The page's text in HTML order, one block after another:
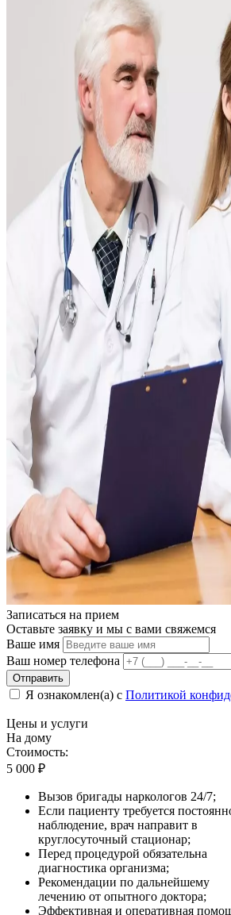
Записаться на прием
Оставьте заявку и мы с вами свяжемся
Ваше имя
Ваш номер телефона
Отправить
Я ознакомлен(а) с Политикой
Цены и услуги
На дому
Стоимость:
5 000 ₽
Вызов бригады наркологов 24/7;
Если пациенту требуется
наблюдение, врач направит в
круглосуточный стационар;
Перед процедурой обязательна
диагностика организма;
Рекомендации по дальнейшему
лечению от опытного доктора;
Эффективная и оперативная